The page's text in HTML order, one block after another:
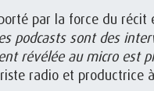
par la force du récit
podcasts sont des
révélée au micro est
radio et productrice à